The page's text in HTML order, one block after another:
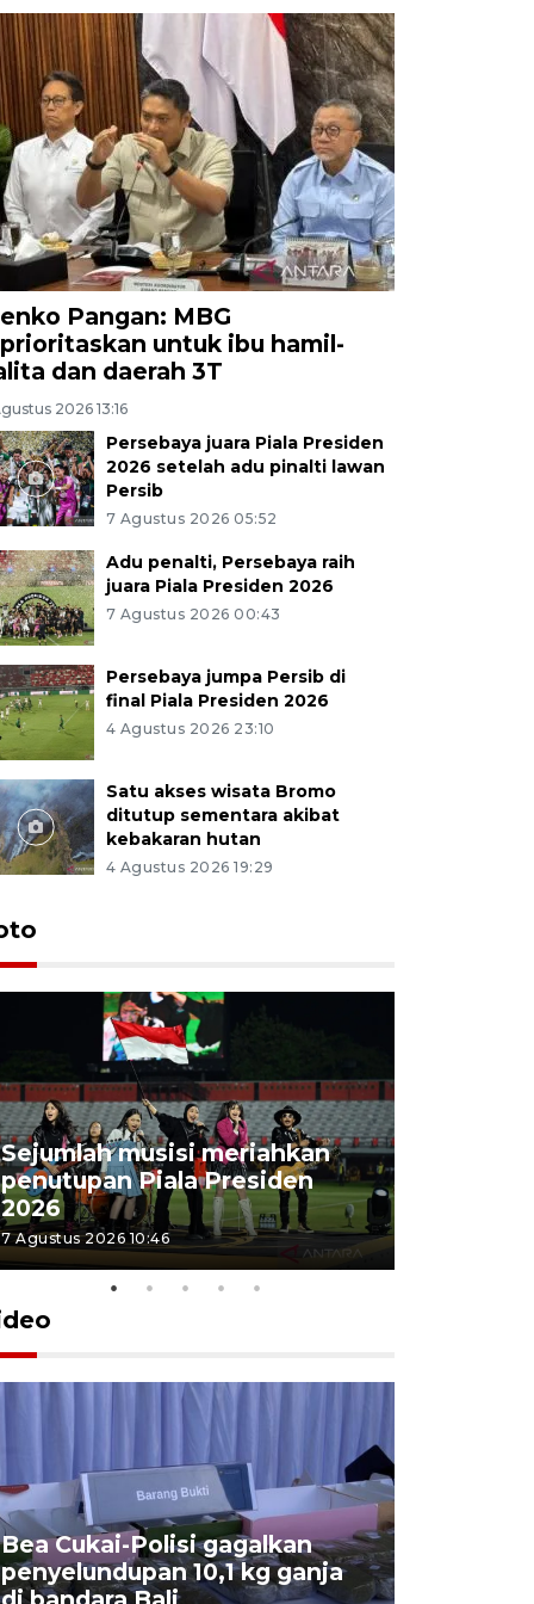
Pangan: MBG
untuk ibu hamil-
dan daerah 3T
2026 13:16
Persebaya juara Piala Presiden
2026 setelah adu pinalti lawan
Persib
7 Agustus 2026 05:52
Adu penalti, Persebaya raih
juara Piala Presiden 2026
7 Agustus 2026 00:43
Persebaya jumpa Persib di
final Piala Presiden 2026
4 Agustus 2026 23:10
Satu akses wisata Bromo
ditutup sementara akibat
kebakaran hutan
4 Agustus 2026 19:29
Sejumlah musisi meriahkan
penutupan Piala Presiden
2026
7 Agustus 2026 10:46
Bea Cukai-Polisi gagalkan
penyelundupan 10,1 kg ganja